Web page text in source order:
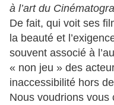
à l’art du
De fait, qui voit ses
la beauté et
souvent associé à
« non jeu » des
inaccessibilité hors
Nous voudrions vous